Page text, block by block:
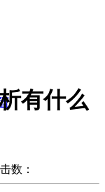
有什么
数：